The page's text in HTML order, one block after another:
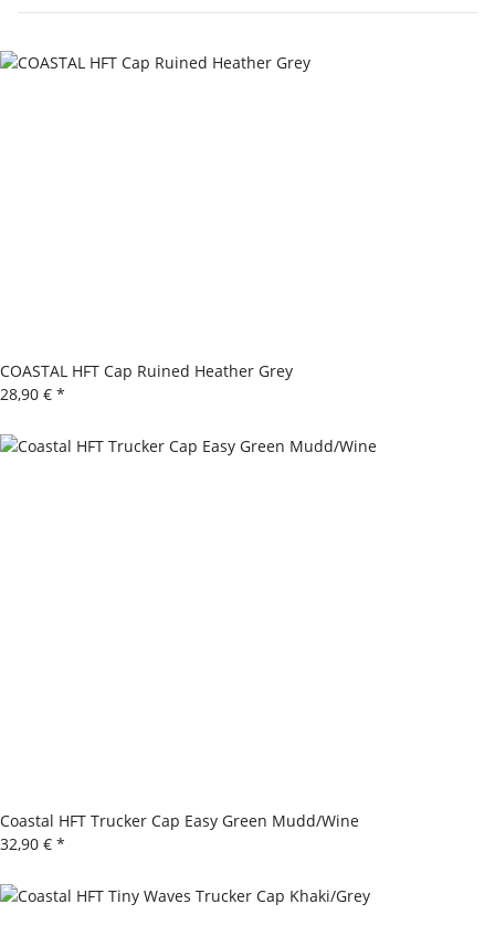
COASTAL HFT Cap Ruined Heather Grey
28,90 € *
Coastal HFT Trucker Cap Easy Green Mudd/Wine
32,90 € *